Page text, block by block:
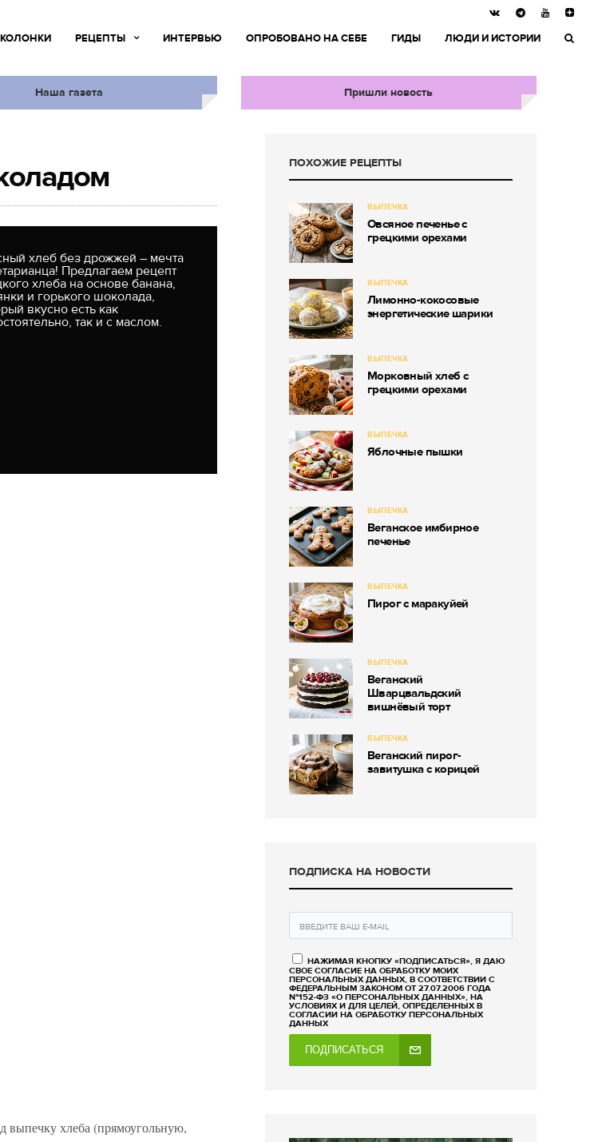
РЕЦЕПТЫ ИНТЕРВЬЮ ОПРОБОВАНО НА СЕБЕ ГИДЫ ЛЮДИ И ИСТОРИИ
Наша газета Пришли новость
хлеб без дрожжей – мечта
Предлагаем рецепт
хлеба на основе банана,
и горького шоколада,
вкусно есть как
так и с маслом.
выпечку хлеба (прямоугольную,
ПОХОЖИЕ РЕЦЕПТЫ
ВЫПЕЧКА
Овсяное печенье с
грецкими орехами
ВЫПЕЧКА
Лимонно-кокосовые
энергетические шарики
ВЫПЕЧКА
Морковный хлеб с
грецкими орехами
ВЫПЕЧКА
Яблочные пышки
ВЫПЕЧКА
Веганское имбирное
печенье
ВЫПЕЧКА
Пирог с маракуйей
ВЫПЕЧКА
Веганский
Шварцвальдский
вишнёвый торт
ВЫПЕЧКА
Веганский пирог-
завитушка с корицей
ПОДПИСКА НА НОВОСТИ
НАЖИМАЯ КНОПКУ «ПОДПИСАТЬСЯ», Я ДАЮ
СВОЕ СОГЛАСИЕ НА ОБРАБОТКУ МОИХ
ПЕРСОНАЛЬНЫХ ДАННЫХ, В СООТВЕТСТВИИ С
ФЕДЕРАЛЬНЫМ ЗАКОНОМ ОТ 27.07.2006 ГОДА
№152-ФЗ «О ПЕРСОНАЛЬНЫХ ДАННЫХ», НА
УСЛОВИЯХ И ДЛЯ ЦЕЛЕЙ, ОПРЕДЕЛЕННЫХ В
СОГЛАСИИ НА ОБРАБОТКУ ПЕРСОНАЛЬНЫХ
ДАННЫХ
ПОДПИСАТЬСЯ